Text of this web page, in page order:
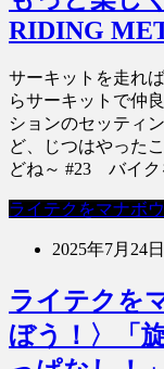
RIDING
サーキットを走れ
らサーキットで仲
ションのセッティ
ど、じつはやった
どね～ #23 バイ
ライテクをマナボウ
2025年7月24日
ライテクを
ぼう！〉「